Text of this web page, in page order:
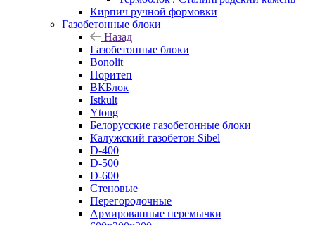
Кирпич ручной формовки
Газобетонные блоки
Назад
Газобетонные блоки
Bonolit
Поритеп
ВКБлок
Istkult
Ytong
Белорусские газобетонные блоки
Калужский газобетон Sibel
D-400
D-500
D-600
Стеновые
Перегородочные
Армированные перемычки